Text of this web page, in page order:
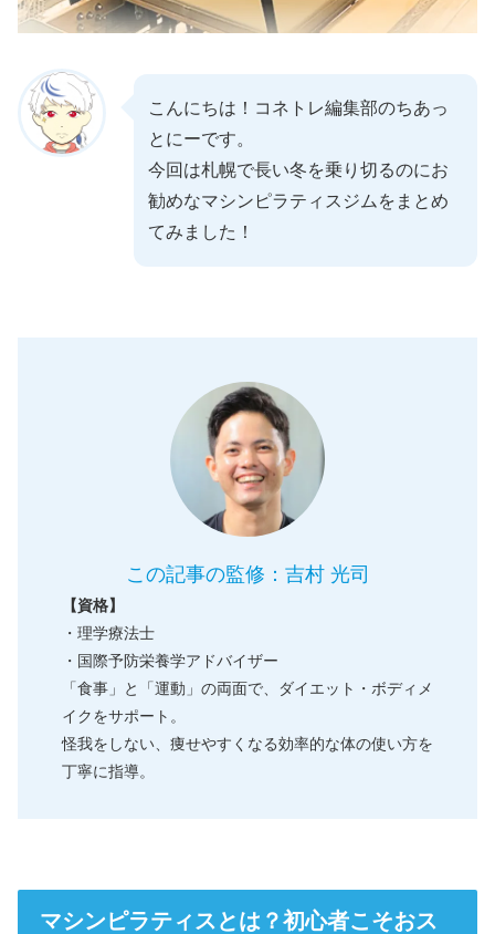
こんにちは！コネトレ編集部のちあっ
とにーです。
今回は札幌で長い冬を乗り切るのにお
勧めなマシンピラティスジムをまとめ
てみました！
この記事の監修：吉村 光司
【資格】
・理学療法士
・国際予防栄養学アドバイザー
「食事」と「運動」の両面で、ダイエット・ボディメ
イクをサポート。
怪我をしない、痩せやすくなる効率的な体の使い方を
丁寧に指導。
マシンピラティスとは？初心者こそおス